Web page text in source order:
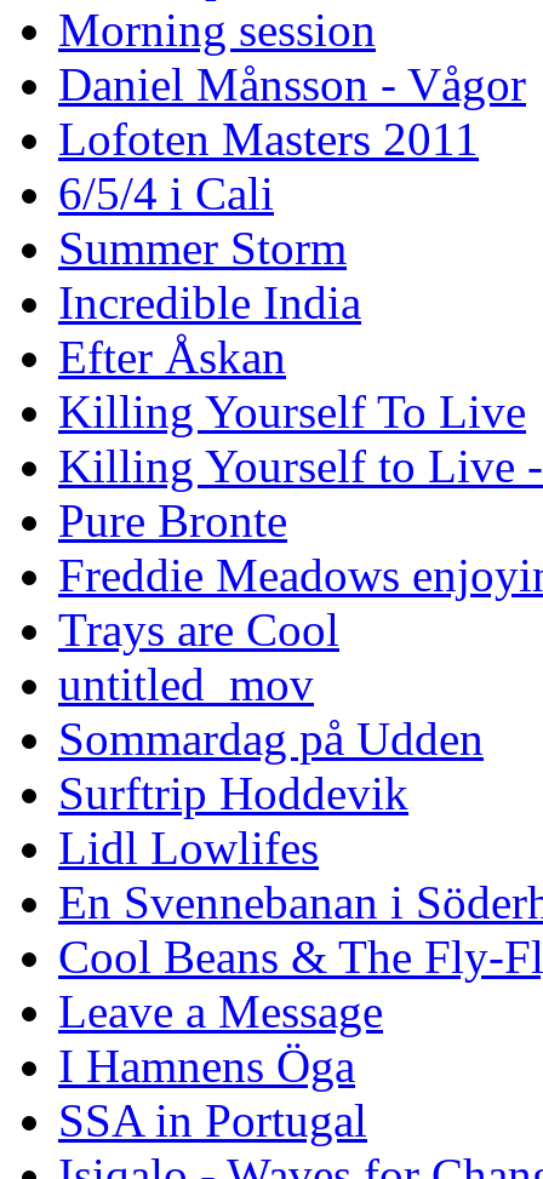
Morning session
Daniel Månsson - Vågor
Lofoten Masters 2011
6/5/4 i Cali
Summer Storm
Incredible India
Efter Åskan
Killing Yourself To Live
Killing Yourself to Live -
Pure Bronte
Freddie Meadows
Trays are Cool
untitled_mov
Sommardag på Udden
Surftrip Hoddevik
Lidl Lowlifes
En Svennebanan i
Cool Beans & The Fly-
Leave a Message
I Hamnens Öga
SSA in Portugal